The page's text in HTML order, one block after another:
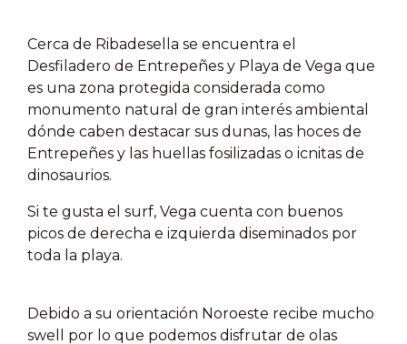
Cerca de Ribadesella se encuentra el
Desfiladero de Entrepeñes y Playa de Vega que
es una zona protegida considerada como
monumento natural de gran interés ambiental
dónde caben destacar sus dunas, las hoces de
Entrepeñes y las huellas fosilizadas o icnitas de
dinosaurios.
Si te gusta el surf, Vega cuenta con buenos
picos de derecha e izquierda diseminados por
toda la playa.
Debido a su orientación Noroeste recibe mucho
swell por lo que podemos disfrutar de olas